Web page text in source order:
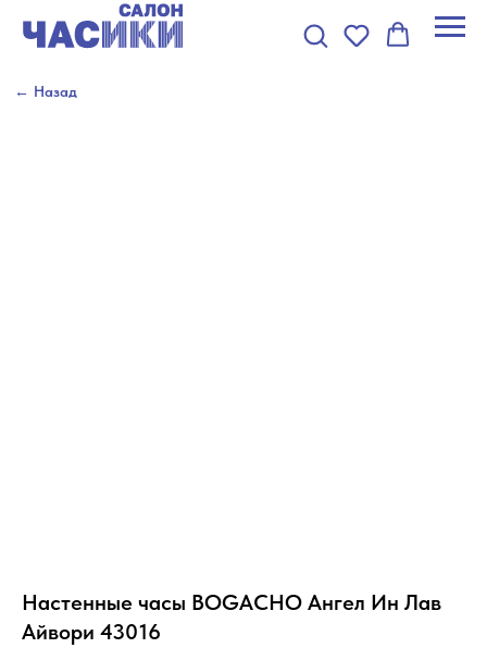
← Назад
Настенные часы BOGACHO Ангел Ин Лав
Айвори 43016